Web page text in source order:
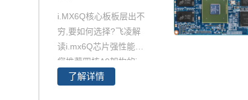
i.MX6Q核心板板层出不
穷,要如何选择?飞凌解
读i.mx6Q芯片强性能为
您推荐四核A9架构的i.
MX6Q产品精选，包含i
了解详情